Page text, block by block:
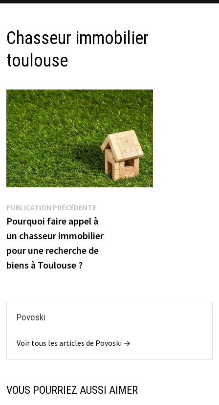
Chasseur immobilier
toulouse
Navigation
de
l’article
PUBLICATION PRÉCÉDENTEPublication
précédente :
Pourquoi faire appel à
un chasseur immobilier
pour une recherche de
biens à Toulouse ?
Povoski
Voir tous les articles de Povoski →
VOUS POURRIEZ AUSSI AIMER